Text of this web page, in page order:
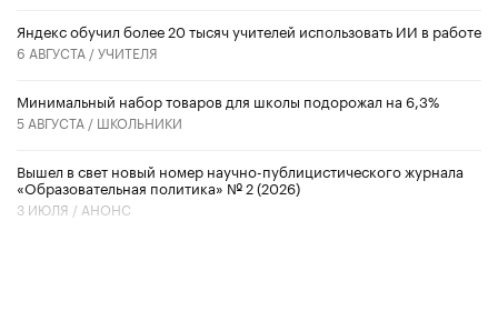
​Яндекс обучил более 20 тысяч учителей использовать ИИ в работе
6 АВГУСТА /УЧИТЕЛЯ
Минимальный набор товаров для школы подорожал на 6,3%
5 АВГУСТА / ШКОЛЬНИКИ
Вышел в свет новый номер научно-публицистического журнала
«Образовательная политика» № 2 (2026)
3 ИЮЛЯ / АНОНС